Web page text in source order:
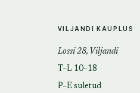
VILJANDI KAUPLUS
Lossi 28, Viljandi
T–L 10–18
P–E suletud